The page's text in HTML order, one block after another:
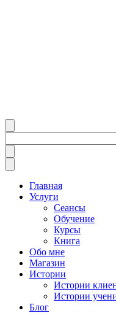
Главная
Услуги
Сеансы
Обучение
Курсы
Книга
Обо мне
Магазин
Истории
Истории
Истории
Блог